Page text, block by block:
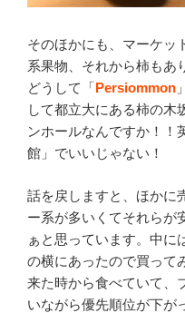
そのほかにも、マーケッ
系果物、それから柿もあ
どうして「Persiommon
して都立大にある柿の木
ンホールなんですか！！
館」でいいじゃない！
話を戻しますと、ほかに
ー系が多いくてそれらが
ぁと思っています。中に
の横にあったので買って
来た時から食べていて、
いながら優先順位が下が